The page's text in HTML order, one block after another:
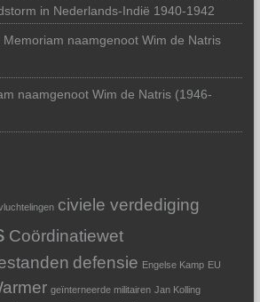
in Nederlands-Indië 1940-1942
Memoriam naamgenoot Wim de Natris
naamgenoot Wim de Natris (1946-
civiele verdediging
Coördinatiewet
defensie Engelse Kamp EU
geïnterneerde militairen Jan Kolling